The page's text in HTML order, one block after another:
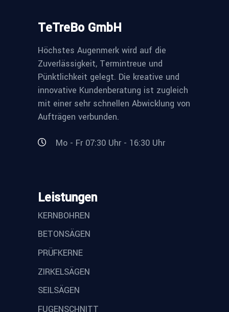
TeTreBo GmbH
Höchstes Augenmerk wird auf die
Zuverlässigkeit, Termintreue und
Pünktlichkeit gelegt. Die kreative und
innovative Kundenberatung ist zugleich
mit einer sehr schnellen Abwicklung von
Aufträgen verbunden.
Mo - Fr 07:30 Uhr - 16:30 Uhr
Leistungen
KERNBOHREN
BETONSÄGEN
PRÜFKERNE
ZIRKELSÄGEN
SEILSÄGEN
FUGENSCHNITT